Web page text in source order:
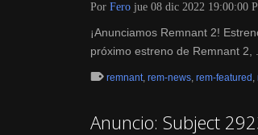
Por Fero jue 08 dic 2022 19:00:00
¡Anunciamos Remnant 2!
próximo estreno de Remnant 2,
remnant, rem-news, rem-featured ,
Anuncio: Subject